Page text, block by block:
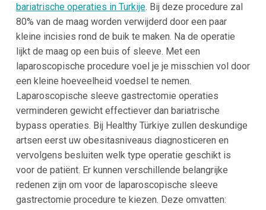
bariatrische operaties in Turkije. Bij deze procedure zal
80% van de maag worden verwijderd door een paar
kleine incisies rond de buik te maken. Na de operatie
lijkt de maag op een buis of sleeve. Met een
laparoscopische procedure voel je je misschien vol door
een kleine hoeveelheid voedsel te nemen.
Laparoscopische sleeve gastrectomie operaties
verminderen gewicht effectiever dan bariatrische
bypass operaties. Bij Healthy Türkiye zullen deskundige
artsen eerst uw obesitasniveaus diagnosticeren en
vervolgens besluiten welk type operatie geschikt is
voor de patiënt. Er kunnen verschillende belangrijke
redenen zijn om voor de laparoscopische sleeve
gastrectomie procedure te kiezen. Deze omvatten: